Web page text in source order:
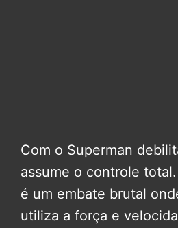
Com o Superman
assume o controle
é um embate brutal
utiliza a força e